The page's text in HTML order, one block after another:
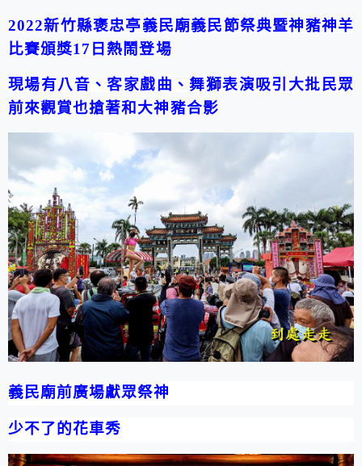
2022新竹縣褒忠亭義民廟義民節祭典暨神豬神羊
比賽頒獎17 日熱鬧登場
現場有八音、客家戲曲、舞獅表演吸引大批民眾
前來觀賞也搶著和大神豬合影
義民廟前廣場獻眾祭神
少不了的花車秀